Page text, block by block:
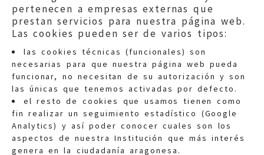
pertenecen a empresas externas que
prestan servicios para nuestra página web.
Las cookies pueden ser de varios tipos:
las cookies técnicas (funcionales) son
necesarias para que nuestra página web pueda
funcionar, no necesitan de su autorización y son
las únicas que tenemos activadas por defecto.
el resto de cookies que usamos tienen como
fin realizar un seguimiento estadístico (Google
Analytics) y así poder conocer cuales son los
aspectos de nuestra Institución que más interés
genera en la ciudadanía aragonesa.
Quejas:quejas@eljusticiadearagon.es
Información general:
informacion@eljusticiadearagon.es